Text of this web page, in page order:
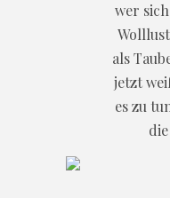
wer
als
jetzt
es zu